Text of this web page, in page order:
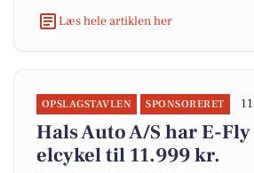
Læs hele artiklen her
OPSLAGSTAVLEN SPONSORERET
Hals Auto A/S har E-Fly
elcykel til 11.999 kr.